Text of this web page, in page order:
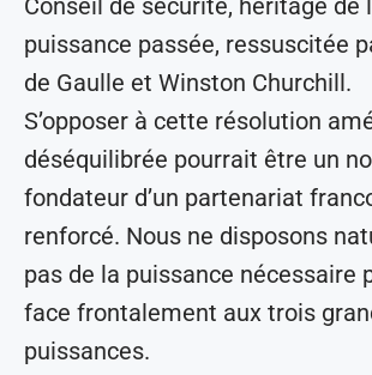
puissance passée, ressuscitée
de Gaulle et Winston Churchill.
S’opposer à cette résolution
déséquilibrée pourrait être un
fondateur d’un partenariat
renforcé. Nous ne disposons
pas de la puissance nécessaire
face frontalement aux trois
puissances.